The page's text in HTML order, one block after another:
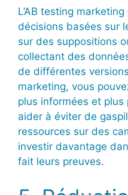
L’AB testing
décisions basées sur
sur des suppositions
collectant des
de différentes
marketing, vous
plus informées et plus
aider à éviter de
ressources sur des
investir davantage
fait leurs preuves.